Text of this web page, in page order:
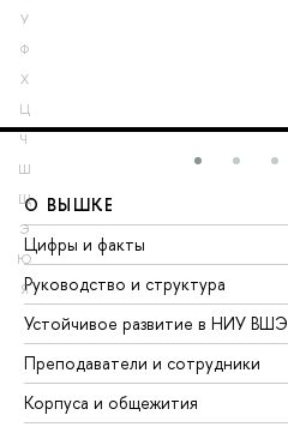
У
Ф
Х
Ц
Ч
Ш
Щ
Э
Ю
Я
О ВЫШКЕ
Цифры и факты
Руководство и структура
Устойчивое развитие в НИУ ВШЭ
Преподаватели и сотрудники
Корпуса и общежития